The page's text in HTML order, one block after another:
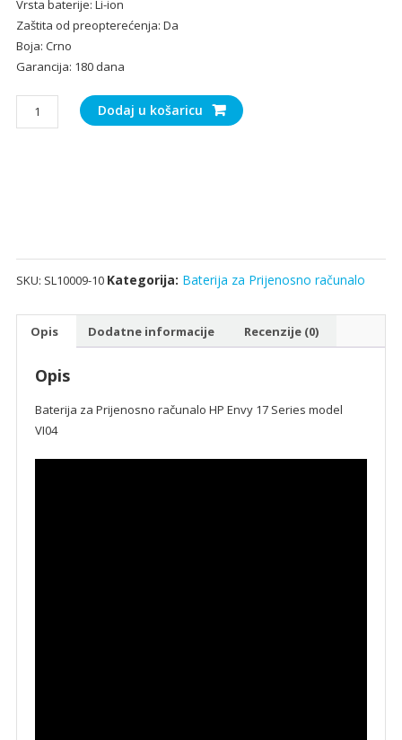
Vrsta baterije: Li-ion
Zaštita od preopterećenja: Da
Boja: Crno
Garancija: 180 dana
Baterija
za
VI04
količina
Dodaj u košaricu
SKU: SL10009-10 Kategorija: Baterija za Prijenosno računalo
Opis Dodatne informacije Recenzije (0)
Opis
Baterija za Prijenosno računalo HP Envy 17 Series model
VI04